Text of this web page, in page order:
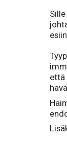
että